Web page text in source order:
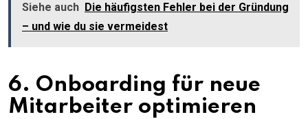
Siehe auch Die häufigsten Fehler bei der Gründung
– und wie du sie vermeidest
6. Onboarding für neue
Mitarbeiter optimieren